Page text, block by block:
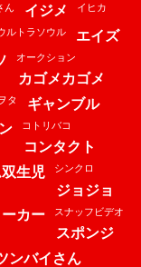
ん イジメ イヒカ
ルトラソウル エイズ
オークション
カゴメカゴメ
タ ギャンブル
コトリバコ
コンタクト
生児 シンクロ
ジョジョ
カー スナッフビデオ
スポンジ
ンバイさん